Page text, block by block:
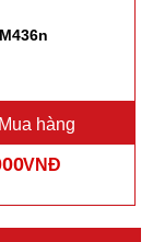
Mua hàng
VNĐ